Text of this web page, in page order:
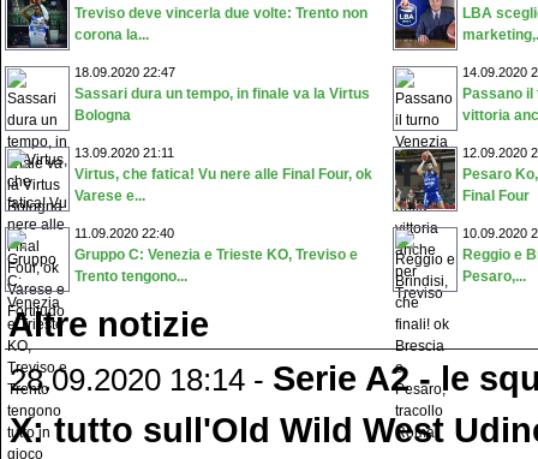
Treviso deve vincerla due volte: Trento non
corona la...
LBA
18.09.2020 22:47
Sassari dura un tempo, in finale va la Virtus
Bologna
14.09.2020
Passano il
vittoria
13.09.2020 21:11
Virtus, che fatica! Vu nere alle Final Four, ok
Varese e...
12.09.2020
Pesaro
Final Four
11.09.2020 22:40
Gruppo C: Venezia e Trieste KO, Treviso e
Trento tengono...
10.09.2020
Reggio e
Pesaro,...
Altre notizie
28.09.2020 18:14 - Serie A2 - le
X: tutto sull'Old Wild West